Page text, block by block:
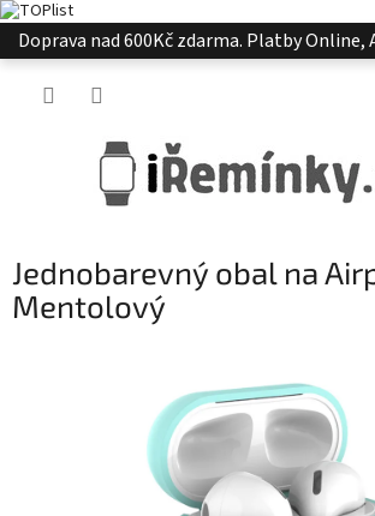
Přejít
na
Doprava nad 600Kč zdarma. Platby Online,
Jednobarevný obal na
Mentolový